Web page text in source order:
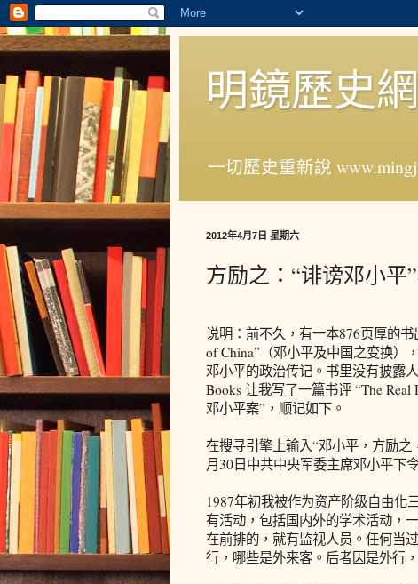
明鏡歷史網
一切歷史重新說
2012年4月7日 星期六
方励之：“诽谤邓小平
说明：前不久，有一本876页厚的书
of China”（邓小平及中国之变换）
邓小平的政治传记。书里没有披露
Books 让我写了一篇书评 “The
邓小平案”，顺记如下。
在搜寻引擎上输入“邓小平，方励
月30日中共中央军委主席邓小平下
1987年初我被作为资产阶级自由化
有活动，包括国内外的学术活动，
在前排的，就有监视人员。任何当
行，哪些是外来客。后者因是外行